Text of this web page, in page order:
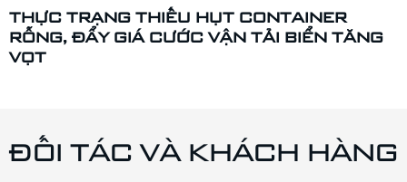
THỰC TRẠNG THIẾU HỤT CONTAINER
RỖNG, ĐẨY GIÁ CƯỚC VẬN TẢI BIỂN TĂNG
VỌT
ĐỐI TÁC VÀ KHÁCH HÀNG